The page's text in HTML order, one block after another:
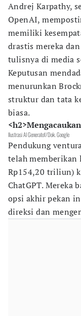
Andrej Karpathy,
OpenAI,
memiliki
drastis mereka
tulisnya di media
Keputusan
menurunkan
struktur dan tata
biasa.
Ilustrasi AI Generatof/Dok. Google
Pendukung
telah memberikan
Rp154,20 triliun)
ChatGPT. Mereka
opsi akhir pekan
direksi dan